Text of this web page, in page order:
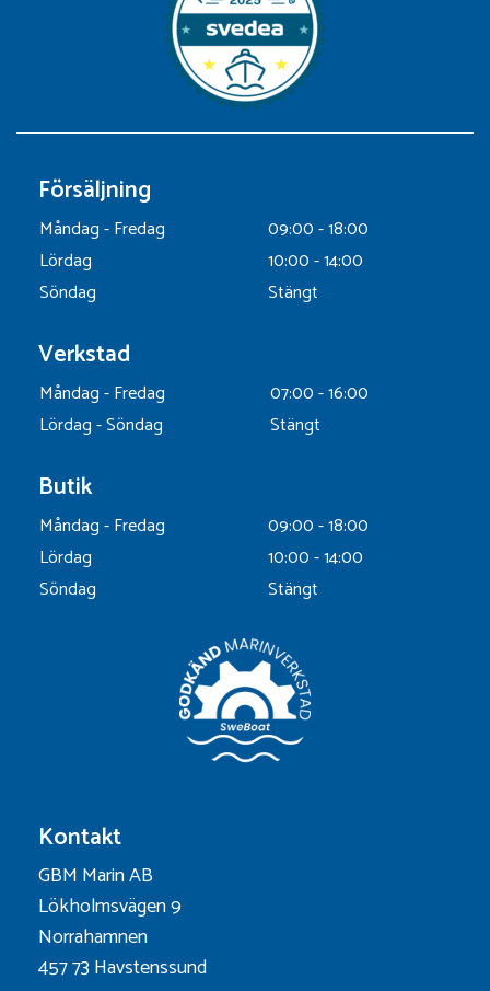
Försäljning
Måndag - Fredag
09:00 - 18:00
Lördag
10:00 - 14:00
Söndag
Stängt
Verkstad
Måndag - Fredag
07:00 - 16:00
Lördag - Söndag
Stängt
Butik
Måndag - Fredag
09:00 - 18:00
Lördag
10:00 - 14:00
Söndag
Stängt
Kontakt
GBM Marin AB
Lökholmsvägen 9
Norrahamnen
457 73 Havstenssund